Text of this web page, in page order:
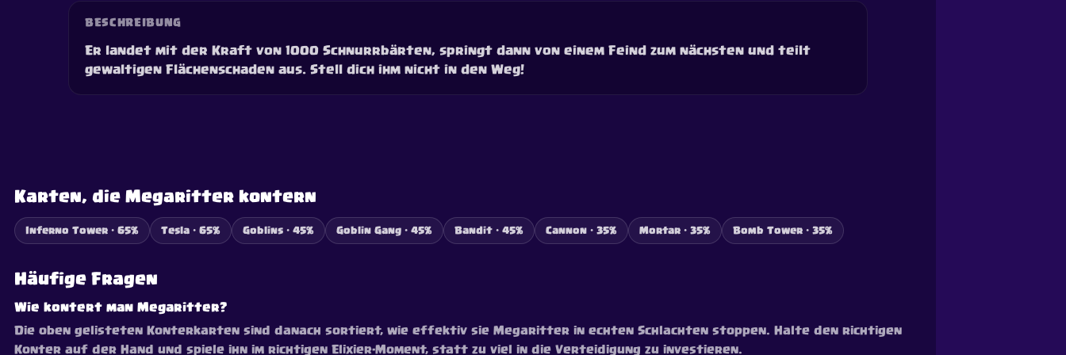
BESCHREIBUNG
Er landet mit der Kraft von 1000 Schnurrbärten, springt dann von einem Feind zum nächsten und teilt
gewaltigen Flächenschaden aus. Stell dich ihm nicht in den Weg!
Karten, die Megaritter kontern
Inferno Tower · 65% Tesla · 65% Goblins · 45% Goblin Gang · 45% Bandit · 45% Cannon · 35% Mortar · 35% Bomb Tower · 35%
Häufige Fragen
Wie kontert man Megaritter?
Die oben gelisteten Konterkarten sind danach sortiert, wie effektiv sie Megaritter in echten Schlachten stoppen. Halte den richtigen
Konter auf der Hand und spiele ihn im richtigen Elixier-Moment, statt zu viel in die Verteidigung zu investieren.